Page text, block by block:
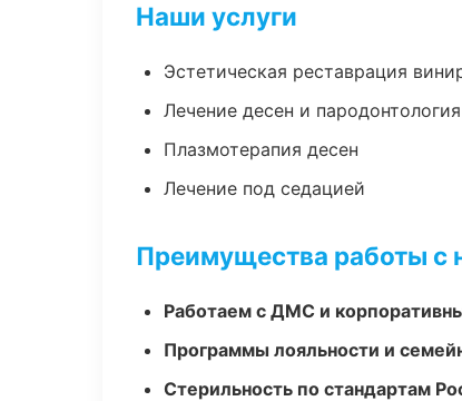
Наши услуги
Эстетическая реставрация
Лечение десен и пародонтология
Плазмотерапия десен
Лечение под седацией
Преимущества работы с
Работаем с ДМС и
Программы лояльности и
Стерильность по стандартам